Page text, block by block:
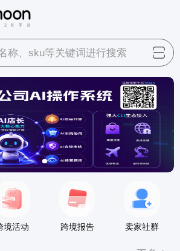
称、sku等关键词进行搜索
境活动 跨境报告 卖家社群